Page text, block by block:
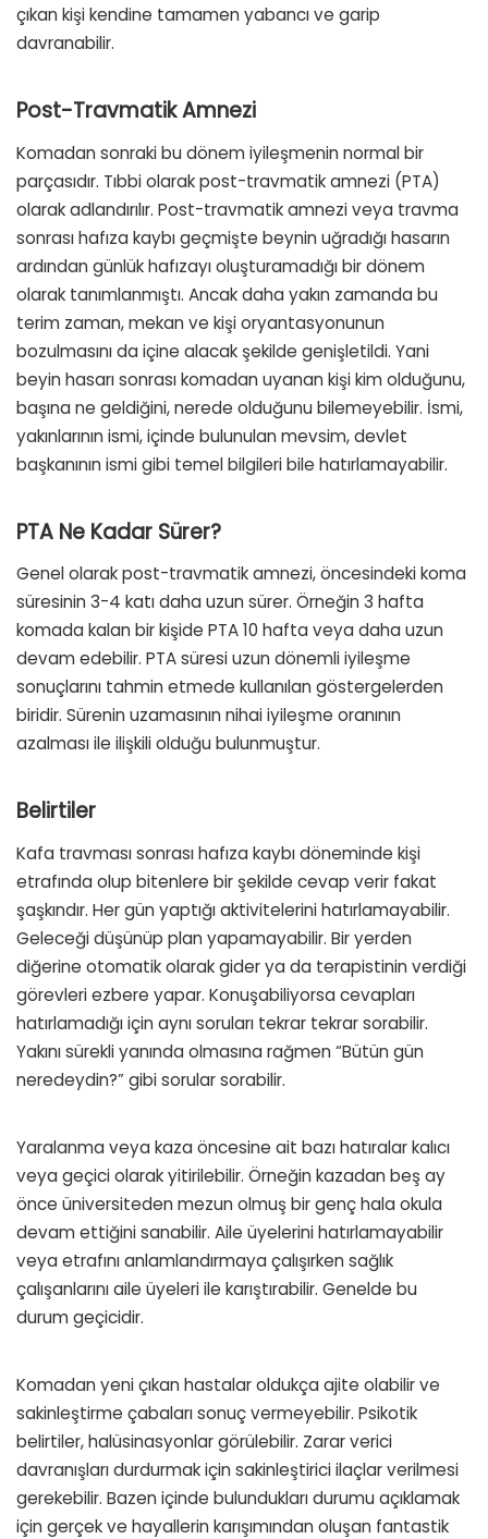
çıkan kişi kendine tamamen yabancı ve garip
davranabilir.
Post-Travmatik Amnezi
Komadan sonraki bu dönem iyileşmenin normal bir
parçasıdır. Tıbbi olarak post-travmatik amnezi (PTA)
olarak adlandırılır. Post-travmatik amnezi veya travma
sonrası hafıza kaybı geçmişte beynin uğradığı hasarın
ardından günlük hafızayı oluşturamadığı bir dönem
olarak tanımlanmıştı. Ancak daha yakın zamanda bu
terim zaman, mekan ve kişi oryantasyonunun
bozulmasını da içine alacak şekilde genişletildi. Yani
beyin hasarı sonrası komadan uyanan kişi kim olduğunu,
başına ne geldiğini, nerede olduğunu bilemeyebilir. İsmi,
yakınlarının ismi, içinde bulunulan mevsim, devlet
başkanının ismi gibi temel bilgileri bile hatırlamayabilir.
PTA Ne Kadar Sürer?
Genel olarak post-travmatik amnezi, öncesindeki koma
süresinin 3-4 katı daha uzun sürer. Örneğin 3 hafta
komada kalan bir kişide PTA 10 hafta veya daha uzun
devam edebilir. PTA süresi uzun dönemli iyileşme
sonuçlarını tahmin etmede kullanılan göstergelerden
biridir. Sürenin uzamasının nihai iyileşme oranının
azalması ile ilişkili olduğu bulunmuştur.
Belirtiler
Kafa travması sonrası hafıza kaybı döneminde kişi
etrafında olup bitenlere bir şekilde cevap verir fakat
şaşkındır. Her gün yaptığı aktivitelerini hatırlamayabilir.
Geleceği düşünüp plan yapamayabilir. Bir yerden
diğerine otomatik olarak gider ya da terapistinin verdiği
görevleri ezbere yapar. Konuşabiliyorsa cevapları
hatırlamadığı için aynı soruları tekrar tekrar sorabilir.
Yakını sürekli yanında olmasına rağmen “Bütün gün
neredeydin?” gibi sorular sorabilir.
Yaralanma veya kaza öncesine ait bazı hatıralar kalıcı
veya geçici olarak yitirilebilir. Örneğin kazadan beş ay
önce üniversiteden mezun olmuş bir genç hala okula
devam ettiğini sanabilir. Aile üyelerini hatırlamayabilir
veya etrafını anlamlandırmaya çalışırken sağlık
çalışanlarını aile üyeleri ile karıştırabilir. Genelde bu
durum geçicidir.
Komadan yeni çıkan hastalar oldukça ajite olabilir ve
sakinleştirme çabaları sonuç vermeyebilir. Psikotik
belirtiler, halüsinasyonlar görülebilir. Zarar verici
davranışları durdurmak için sakinleştirici ilaçlar verilmesi
gerekebilir. Bazen içinde bulundukları durumu açıklamak
için gerçek ve hayallerin karışımından oluşan fantastik